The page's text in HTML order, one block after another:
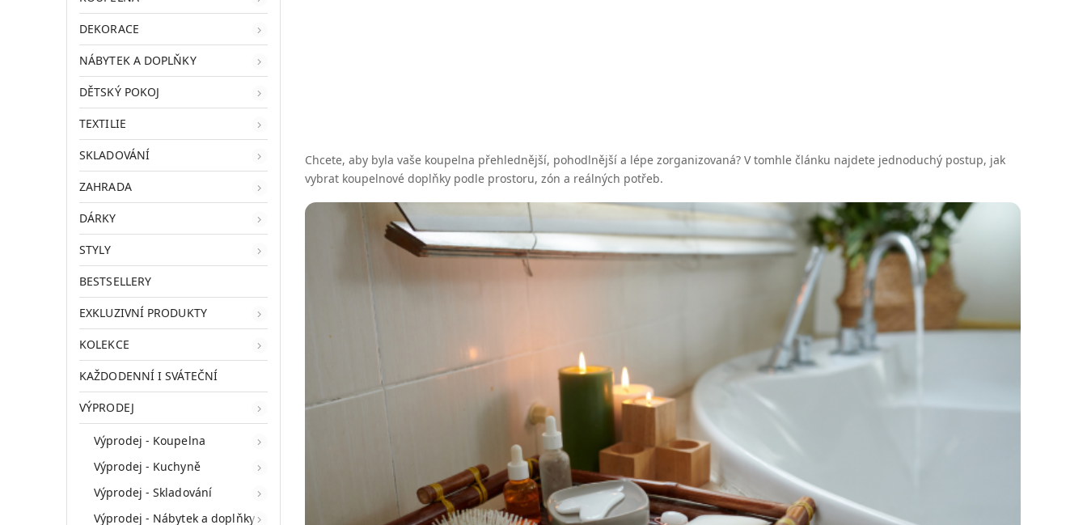
DEKORACE
NÁBYTEK A DOPLŇKY
DĚTSKÝ POKOJ
TEXTILIE
SKLADOVÁNÍ
ZAHRADA
DÁRKY
STYLY
BESTSELLERY
EXKLUZIVNÍ PRODUKTY
KOLEKCE
KAŽDODENNÍ I SVÁTEČNÍ
VÝPRODEJ
Výprodej - Koupelna
Výprodej - Kuchyně
Výprodej - Skladování
Výprodej - Nábytek a doplňky
Chcete, aby byla vaše koupelna přehlednější, pohodlnější a lépe zorganizovaná? V tomhle článku najdete jednoduchý postup, jak
vybrat koupelnové doplňky podle prostoru, zón a reálných potřeb.